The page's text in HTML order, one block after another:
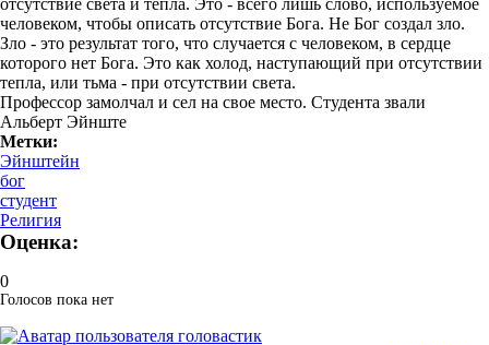
отсутствие света и тепла. Это - всего лишь слово, используемое
человеком, чтобы описать отсутствие Бога. Не Бог создал зло.
Зло - это результат того, что случается с человеком, в сердце
которого нет Бога. Это как холод, наступающий при отсутствии
тепла, или тьма - при отсутствии света.
Профессор замолчал и сел на свое место. Студента звали
Альберт Эйнште
Метки:
Эйнштейн
бог
студент
Религия
Оценка:
0
Голосов пока нет